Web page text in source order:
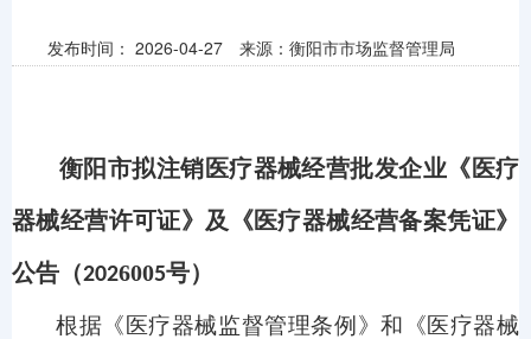
发布时间： 2026-04-27 来源：衡阳市市场监督管理局
衡阳市拟注销医疗器械经营批发企业《医疗
器械经营许可证》及《医疗器械经营备案凭证》
公告（2026005号）
根据《医疗器械监督管理条例》和《医疗器械